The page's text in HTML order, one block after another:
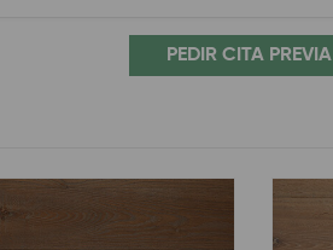
PEDIR CITA PREVIA